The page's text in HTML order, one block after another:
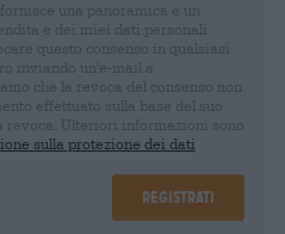
una panoramica e un
e dei miei dati personali.
questo consenso in qualsiasi
inviando un'e-mail a
che la revoca del consenso non
effettuato sulla base del suo
revoca. Ulteriori informazioni sono
sulla protezione dei dati
Registrati